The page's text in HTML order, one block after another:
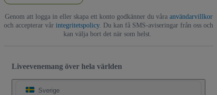
Genom att logga in eller skapa ett konto godkänner du våra användarvillkor
och accepterar vår integritetspolicy. Du kan få SMS-aviseringar från oss och
kan välja bort det när som helst.
Liveevenemang över hela världen
Sverige